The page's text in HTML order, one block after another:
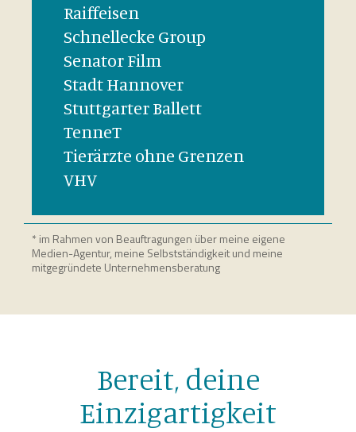
Raiffeisen
Schnellecke Group
Senator Film
Stadt Hannover
Stuttgarter Ballett
TenneT
Tierärzte ohne Grenzen
VHV
* im Rahmen von Beauftragungen über meine eigene
Medien-Agentur, meine Selbstständigkeit und meine
mitgegründete Unternehmensberatung
Bereit, deine
Einzigartigkeit